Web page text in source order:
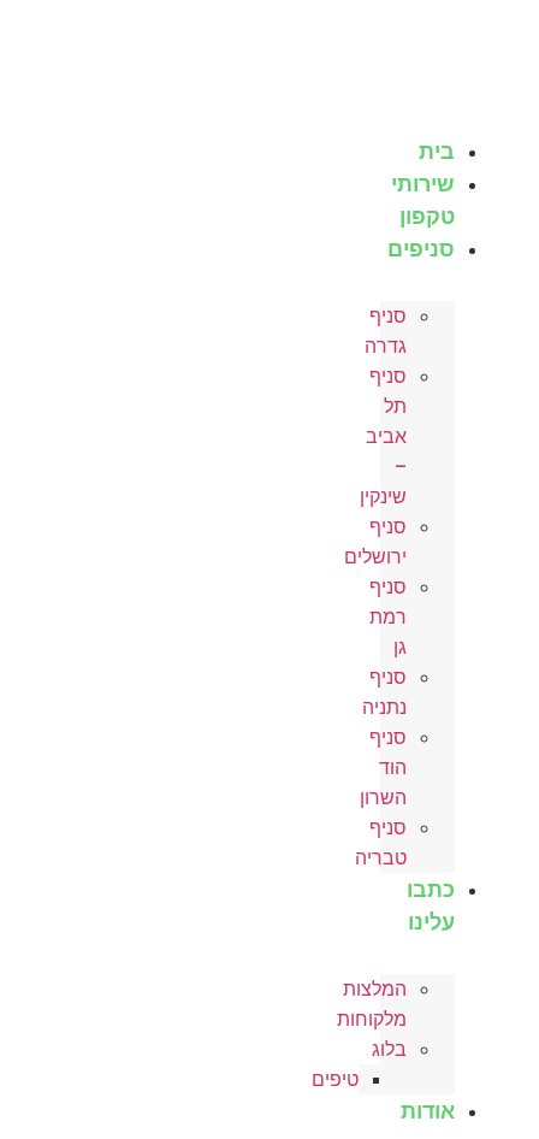
בית
שירותי
טקפון
סניפים
סניף
גדרה
סניף
תל
אביב
–
שינקין
סניף
ירושלים
סניף
רמת
גן
סניף
נתניה
סניף
הוד
השרון
סניף
טבריה
כתבו
עלינו
המלצות
מלקוחות
בלוג
טיפים
אודות